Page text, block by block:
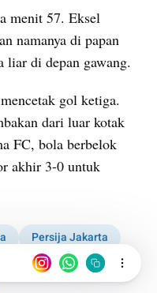
menit 57. Eksel
namanya di papan
liar di depan gawang.
gol ketiga.
dari luar kotak
FC, bola berbelok
akhir 3-0 untuk
Persija Jakarta